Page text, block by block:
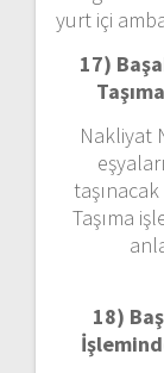
yurt içi
17)
Nakliyat
Taşıma
18)